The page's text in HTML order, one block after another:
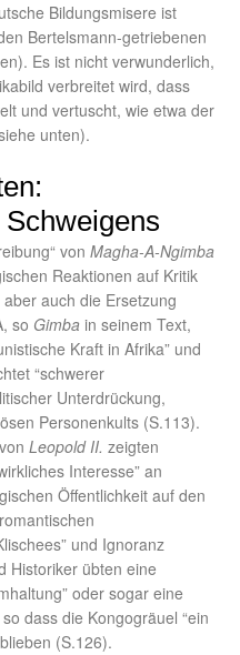
Bildungsmisere ist
Bertelsmann-getriebenen
Es ist nicht verwunderlich,
verbreitet wird, dass
und vertuscht, wie etwa der
unten).
von Magha-A-Ngimba
Reaktionen auf Kritik
aber auch die Ersetzung
so Gimba in seinem Text,
Kraft in Afrika” und
“schwerer
Unterdrückung,
Personenkults (S.113).
Leopold II. zeigten
Interesse” an
Öffentlichkeit auf den
und Ignoranz
Historiker übten eine
oder sogar eine
dass die Kongogräuel “ein
(S.126).